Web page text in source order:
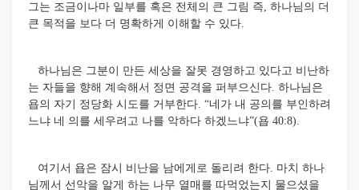
그는 조금이나마 일부를 혹은 전체의 큰 그림 즉, 하나님의 더
큰 목적을 보다 더 명확하게 이해할 수 있다.
하나님은 그분이 만든 세상을 잘못 경영하고 있다고 비난하
는 자들을 향해 계속해서 정면 공격을 퍼부으신다. 하나님은
욥의 자기 정당화 시도를 거부한다. “네가 내 공의를 부인하려
느냐 네 의를 세우려고 나를 악하다 하겠느냐”(욥 40:8).
여기서 욥은 잠시 비난을 남에게로 돌리려 한다. 마치 하나
님께서 선악을 알게 하는 나무 열매를 따먹었는지 물으셨을